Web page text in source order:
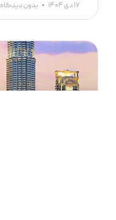
۱۷ دی ۱۴۰۴ بدون دیدگاه